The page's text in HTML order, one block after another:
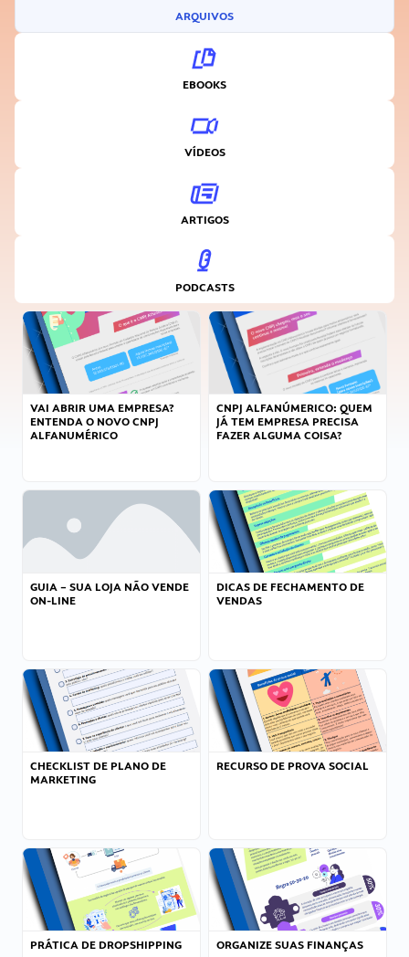
ARQUIVOS
EBOOKS
VÍDEOS
ARTIGOS
PODCASTS
VAI ABRIR UMA EMPRESA?
ENTENDA O NOVO CNPJ
ALFANUMÉRICO
CNPJ ALFANÚMERICO: QUEM
JÁ TEM EMPRESA PRECISA
FAZER ALGUMA COISA?
GUIA – SUA LOJA NÃO VENDE
ON-LINE
DICAS DE FECHAMENTO DE
VENDAS
CHECKLIST DE PLANO DE
MARKETING
RECURSO DE PROVA SOCIAL
PRÁTICA DE DROPSHIPPING ORGANIZE SUAS FINANÇAS